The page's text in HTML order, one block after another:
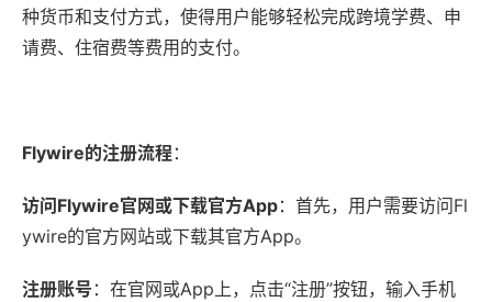
种货币和支付方式，使得用户能够轻松完成跨境学费、申
请费、住宿费等费用的支付。
Flywire的注册流程：
访问Flywire官网或下载官方App：首先，用户需要访问Fl
ywire的官方网站或下载其官方App。
注册账号 ：在官网或App上，点击“注册”按钮，输入手机